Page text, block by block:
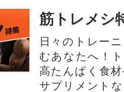
筋トレメシ
日々のトレー
むあなたへ！
高たんぱく食
サプリメント